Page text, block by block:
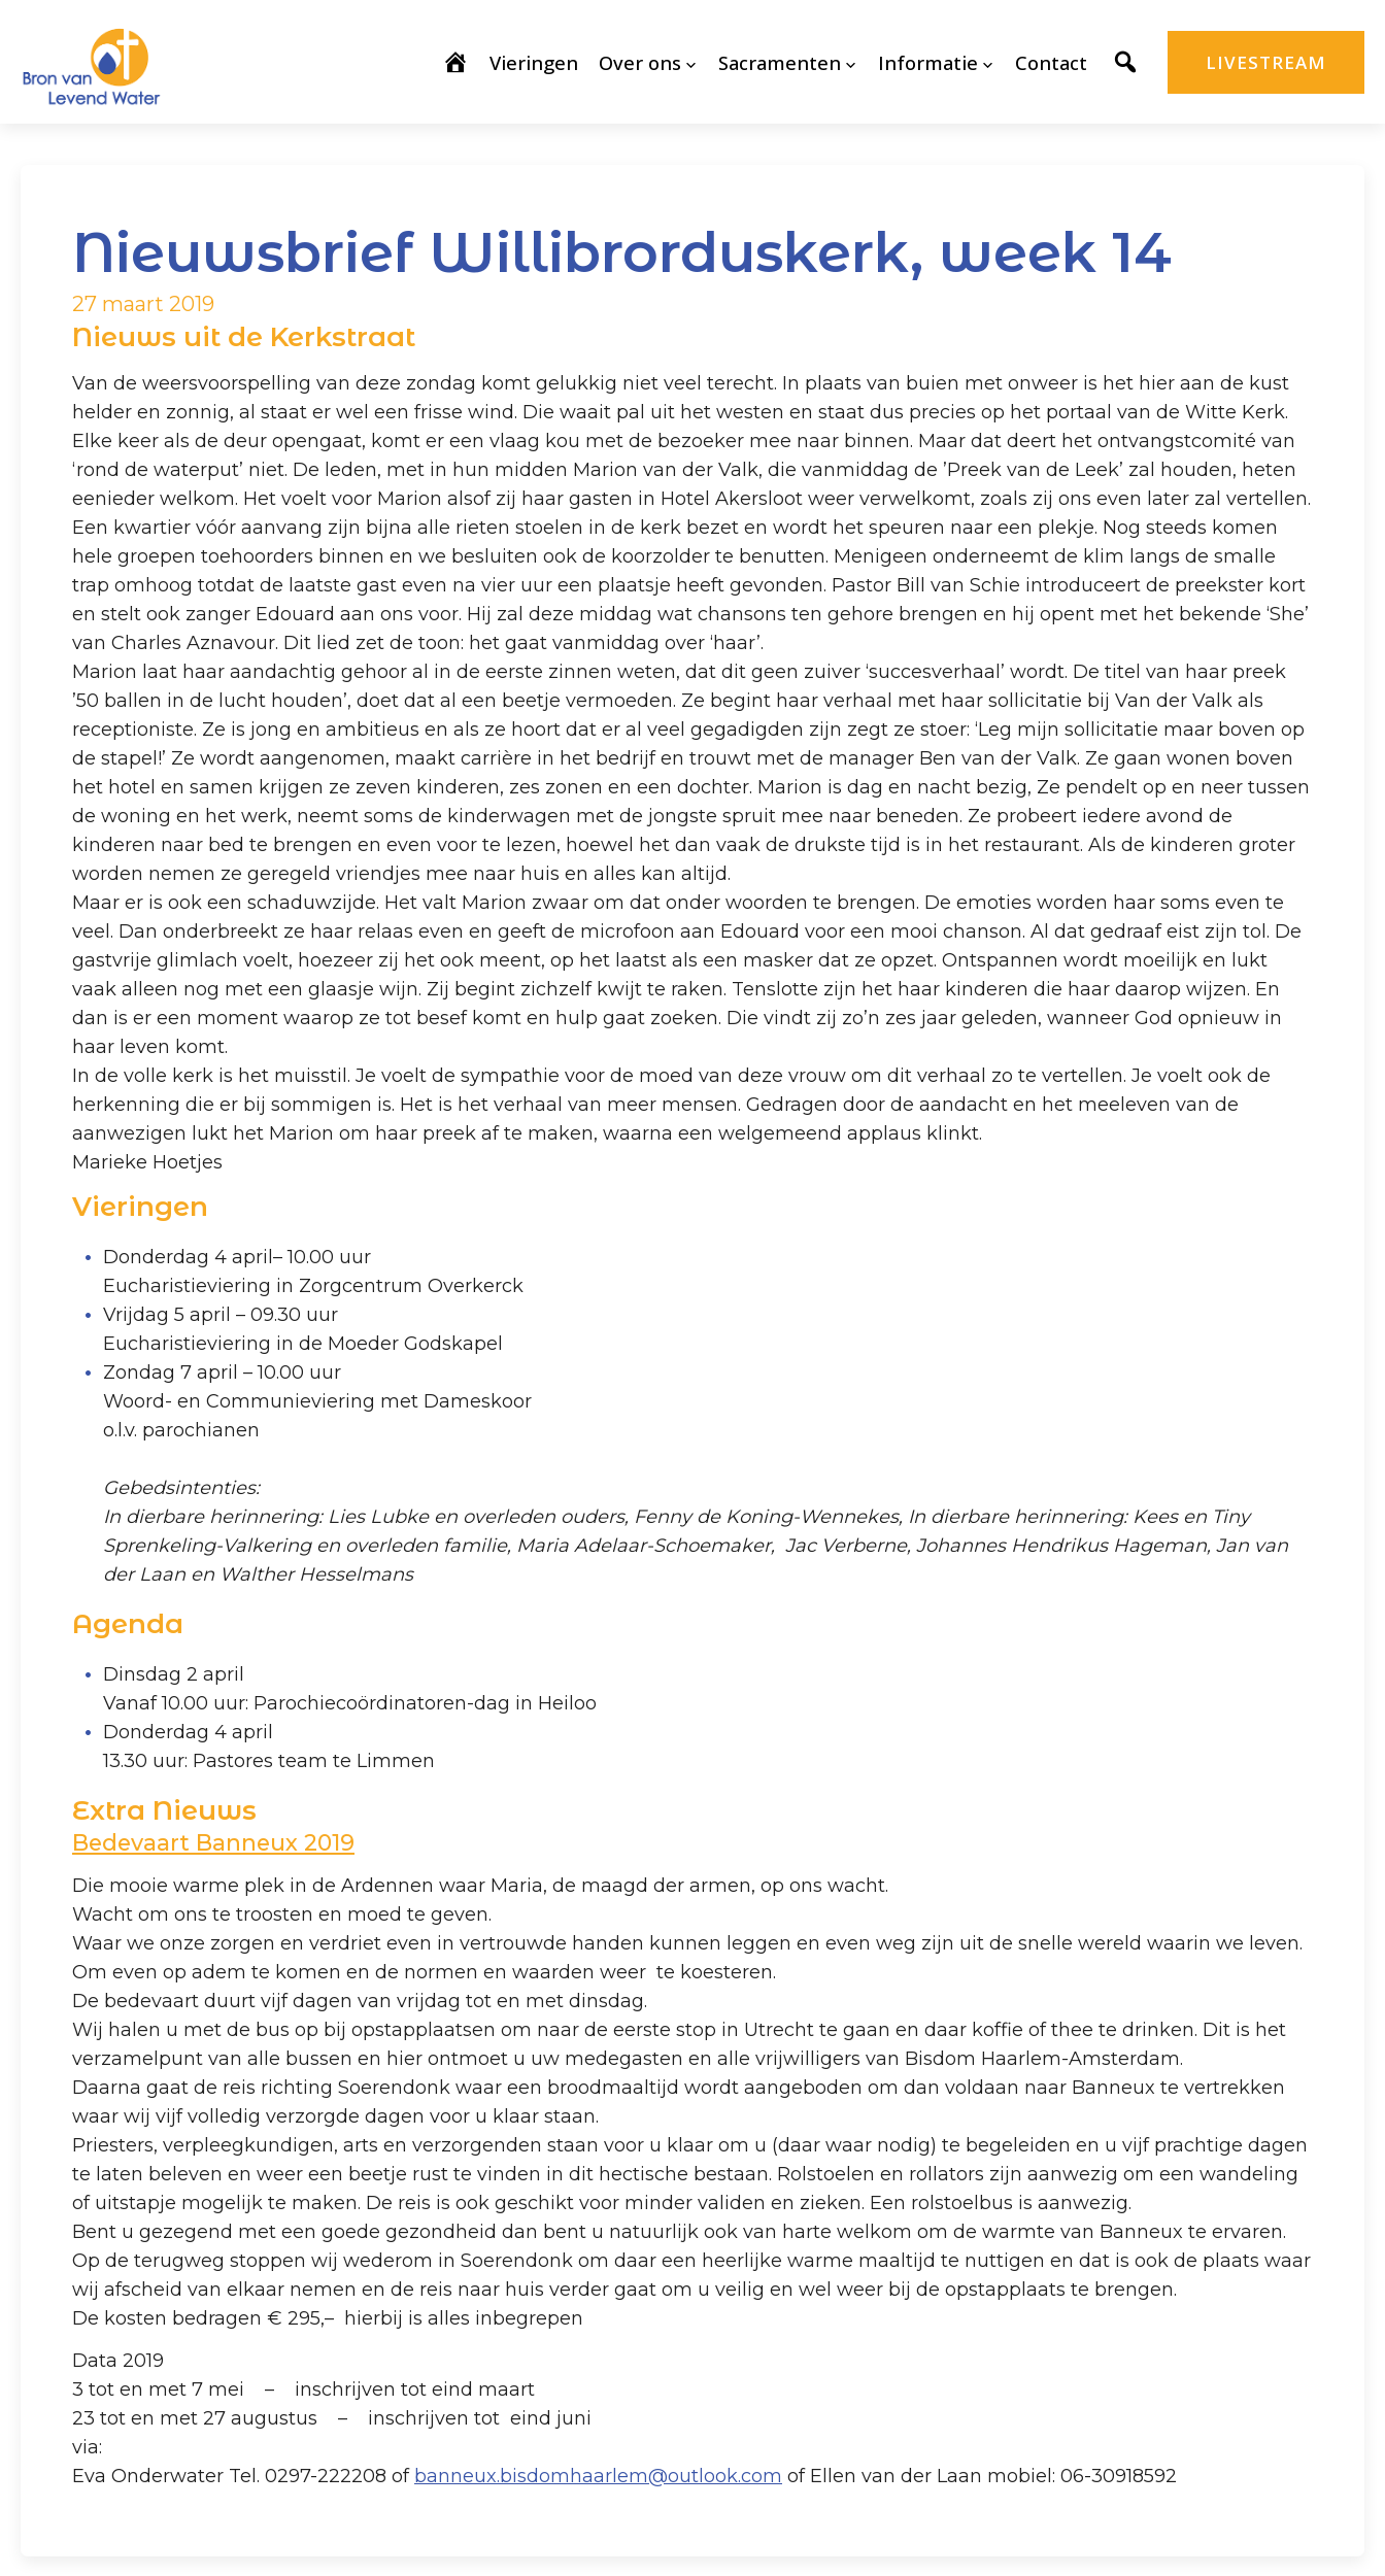
Vieringen Over ons Sacramenten Informatie Contact LIVESTREAM
Nieuwsbrief Willibrorduskerk, week 14
27 maart 2019
Nieuws uit de Kerkstraat
Van de weersvoorspelling van deze zondag komt gelukkig niet veel terecht. In plaats van buien met onweer is het hier aan de kust
helder en zonnig, al staat er wel een frisse wind. Die waait pal uit het westen en staat dus precies op het portaal van de Witte Kerk.
Elke keer als de deur opengaat, komt er een vlaag kou met de bezoeker mee naar binnen. Maar dat deert het ontvangstcomité van
‘rond de waterput’ niet. De leden, met in hun midden Marion van der Valk, die vanmiddag de ’Preek van de Leek’ zal houden, heten
eenieder welkom. Het voelt voor Marion alsof zij haar gasten in Hotel Akersloot weer verwelkomt, zoals zij ons even later zal vertellen.
Een kwartier vóór aanvang zijn bijna alle rieten stoelen in de kerk bezet en wordt het speuren naar een plekje. Nog steeds komen
hele groepen toehoorders binnen en we besluiten ook de koorzolder te benutten. Menigeen onderneemt de klim langs de smalle
trap omhoog totdat de laatste gast even na vier uur een plaatsje heeft gevonden. Pastor Bill van Schie introduceert de preekster kort
en stelt ook zanger Edouard aan ons voor. Hij zal deze middag wat chansons ten gehore brengen en hij opent met het bekende ‘She’
van Charles Aznavour. Dit lied zet de toon: het gaat vanmiddag over ‘haar’.
Marion laat haar aandachtig gehoor al in de eerste zinnen weten, dat dit geen zuiver ‘succesverhaal’ wordt. De titel van haar preek
’50 ballen in de lucht houden’, doet dat al een beetje vermoeden. Ze begint haar verhaal met haar sollicitatie bij Van der Valk als
receptioniste. Ze is jong en ambitieus en als ze hoort dat er al veel gegadigden zijn zegt ze stoer: ‘Leg mijn sollicitatie maar boven op
de stapel!’ Ze wordt aangenomen, maakt carrière in het bedrijf en trouwt met de manager Ben van der Valk. Ze gaan wonen boven
het hotel en samen krijgen ze zeven kinderen, zes zonen en een dochter. Marion is dag en nacht bezig, Ze pendelt op en neer tussen
de woning en het werk, neemt soms de kinderwagen met de jongste spruit mee naar beneden. Ze probeert iedere avond de
kinderen naar bed te brengen en even voor te lezen, hoewel het dan vaak de drukste tijd is in het restaurant. Als de kinderen groter
worden nemen ze geregeld vriendjes mee naar huis en alles kan altijd.
Maar er is ook een schaduwzijde. Het valt Marion zwaar om dat onder woorden te brengen. De emoties worden haar soms even te
veel. Dan onderbreekt ze haar relaas even en geeft de microfoon aan Edouard voor een mooi chanson. Al dat gedraaf eist zijn tol. De
gastvrije glimlach voelt, hoezeer zij het ook meent, op het laatst als een masker dat ze opzet. Ontspannen wordt moeilijk en lukt
vaak alleen nog met een glaasje wijn. Zij begint zichzelf kwijt te raken. Tenslotte zijn het haar kinderen die haar daarop wijzen. En
dan is er een moment waarop ze tot besef komt en hulp gaat zoeken. Die vindt zij zo’n zes jaar geleden, wanneer God opnieuw in
haar leven komt.
In de volle kerk is het muisstil. Je voelt de sympathie voor de moed van deze vrouw om dit verhaal zo te vertellen. Je voelt ook de
herkenning die er bij sommigen is. Het is het verhaal van meer mensen. Gedragen door de aandacht en het meeleven van de
aanwezigen lukt het Marion om haar preek af te maken, waarna een welgemeend applaus klinkt.
Marieke Hoetjes
Vieringen
Donderdag 4 april– 10.00 uur
Eucharistieviering in Zorgcentrum Overkerck
Vrijdag 5 april – 09.30 uur
Eucharistieviering in de Moeder Godskapel
Zondag 7 april – 10.00 uur
Woord- en Communieviering met Dameskoor
o.l.v. parochianen
Gebedsintenties:
In dierbare herinnering: Lies Lubke en overleden ouders, Fenny de Koning-Wennekes, In dierbare herinnering: Kees en Tiny
Sprenkeling-Valkering en overleden familie, Maria Adelaar-Schoemaker, Jac Verberne, Johannes Hendrikus Hageman, Jan van
der Laan en Walther Hesselmans
Agenda
Dinsdag 2 april
Vanaf 10.00 uur: Parochiecoördinatoren-dag in Heiloo
Donderdag 4 april
13.30 uur: Pastores team te Limmen
Extra Nieuws
Bedevaart Banneux 2019
Die mooie warme plek in de Ardennen waar Maria, de maagd der armen, op ons wacht.
Wacht om ons te troosten en moed te geven.
Waar we onze zorgen en verdriet even in vertrouwde handen kunnen leggen en even weg zijn uit de snelle wereld waarin we leven.
Om even op adem te komen en de normen en waarden weer te koesteren.
De bedevaart duurt vijf dagen van vrijdag tot en met dinsdag.
Wij halen u met de bus op bij opstapplaatsen om naar de eerste stop in Utrecht te gaan en daar koffie of thee te drinken. Dit is het
verzamelpunt van alle bussen en hier ontmoet u uw medegasten en alle vrijwilligers van Bisdom Haarlem-Amsterdam.
Daarna gaat de reis richting Soerendonk waar een broodmaaltijd wordt aangeboden om dan voldaan naar Banneux te vertrekken
waar wij vijf volledig verzorgde dagen voor u klaar staan.
Priesters, verpleegkundigen, arts en verzorgenden staan voor u klaar om u (daar waar nodig) te begeleiden en u vijf prachtige dagen
te laten beleven en weer een beetje rust te vinden in dit hectische bestaan. Rolstoelen en rollators zijn aanwezig om een wandeling
of uitstapje mogelijk te maken. De reis is ook geschikt voor minder validen en zieken. Een rolstoelbus is aanwezig.
Bent u gezegend met een goede gezondheid dan bent u natuurlijk ook van harte welkom om de warmte van Banneux te ervaren.
Op de terugweg stoppen wij wederom in Soerendonk om daar een heerlijke warme maaltijd te nuttigen en dat is ook de plaats waar
wij afscheid van elkaar nemen en de reis naar huis verder gaat om u veilig en wel weer bij de opstapplaats te brengen.
De kosten bedragen € 295,– hierbij is alles inbegrepen
Data 2019
3 tot en met 7 mei – inschrijven tot eind maart
23 tot en met 27 augustus – inschrijven tot eind juni
via:
Eva Onderwater Tel. 0297-222208 of banneux.bisdomhaarlem@outlook.com of Ellen van der Laan mobiel: 06-30918592